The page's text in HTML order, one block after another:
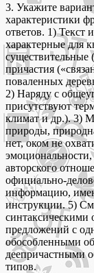
3. Укажите
характеристики
ответов. 1) Текст
характерные для
существительные
причастия
поваленных
2) Наряду с
присутствуют
климат и др.). 3)
природы,
нет, оком не
авторского
официально-
информацию,
инструкции. 5)
синтаксическими
предложений с
обособленными
деепричастными
типов.